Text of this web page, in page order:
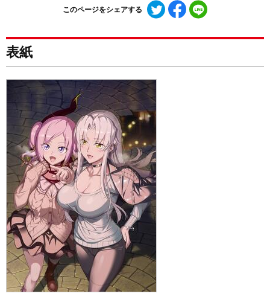
このページをシェアする
Twitter
で
す
Facebook
で
す
LINE
す
表紙